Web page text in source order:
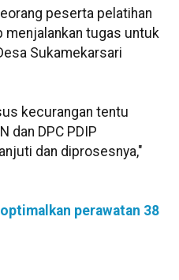
peserta pelatihan
menjalankan tugas untuk
Sukamekarsari
kecurangan tentu
dan DPC PDIP
dan diprosesnya,"
perawatan 38